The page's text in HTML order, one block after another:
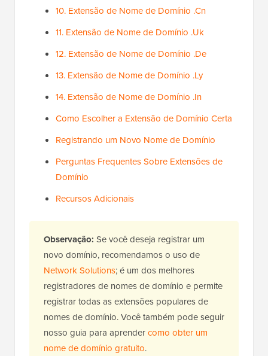
10. Extensão de Nome de Domínio .Cn
11. Extensão de Nome de Domínio .Uk
12. Extensão de Nome de Domínio .De
13. Extensão de Nome de Domínio .Ly
14. Extensão de Nome de Domínio .In
Como Escolher a Extensão de Domínio Certa
Registrando um Novo Nome de Domínio
Perguntas Frequentes Sobre Extensões de
Domínio
Recursos Adicionais
Observação: Se você deseja registrar um
novo domínio, recomendamos o uso de
Network Solutions; é um dos melhores
registradores de nomes de domínio e permite
registrar todas as extensões populares de
nomes de domínio. Você também pode seguir
nosso guia para aprendercomo obter um
nome de domínio gratuito.